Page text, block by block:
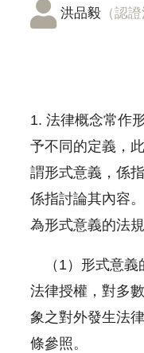
洪品毅 （認
1. 法律概念常作
予不同的定義，
謂形式意義，係
係指討論其內容
為形式意義的法
（1）形式意義
法律授權，對多
象之對外發生法
條參照。